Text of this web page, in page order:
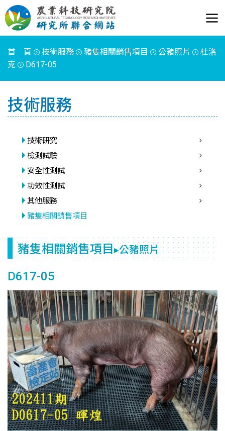
首 頁 技術服務 豬隻相關銷售項目 公豬照片
杜洛
克
D617-05
技術服務
技術研究
檢測試驗
安全性測試
功效性測試
其他服務
豬隻相關銷售項目
豬隻相關銷售項目▸公豬照片
D617-05